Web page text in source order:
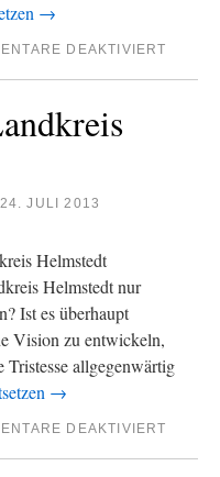
→
DEAKTIVIERT
24. JULI 2013
Helmstedt
Helmstedt nur
Ist es überhaupt
Vision zu entwickeln,
Tristesse allgegenwärtig
→
DEAKTIVIERT